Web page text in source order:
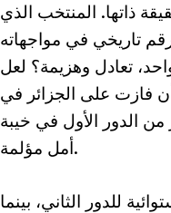
ذاتها. المنتخب الذي
2019، لا يعدو كونه مجرد رقم تاريخي في مواجهاته
تعادل وهزيمة؟ لعل
فازت على الجزائر في
من الدور الأول في خيبة
أمل مؤلمة.
للدور الثاني، بينما